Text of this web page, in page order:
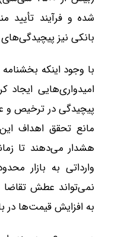
شده و فرآیند تأیید
بانکی نیز پیچیدگی‌های
با وجود اینکه بخشنامه
امیدواری‌هایی ایجاد
پیچیدگی در ترخیص و
مانع تحقق اهداف
هشدار می‌دهند تا
وارداتی به بازار
نمی‌تواند عطش
به افزایش قیمت‌ها در